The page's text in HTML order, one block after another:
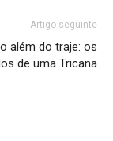
Artigo seguinte
além do traje: os
de uma Tricana